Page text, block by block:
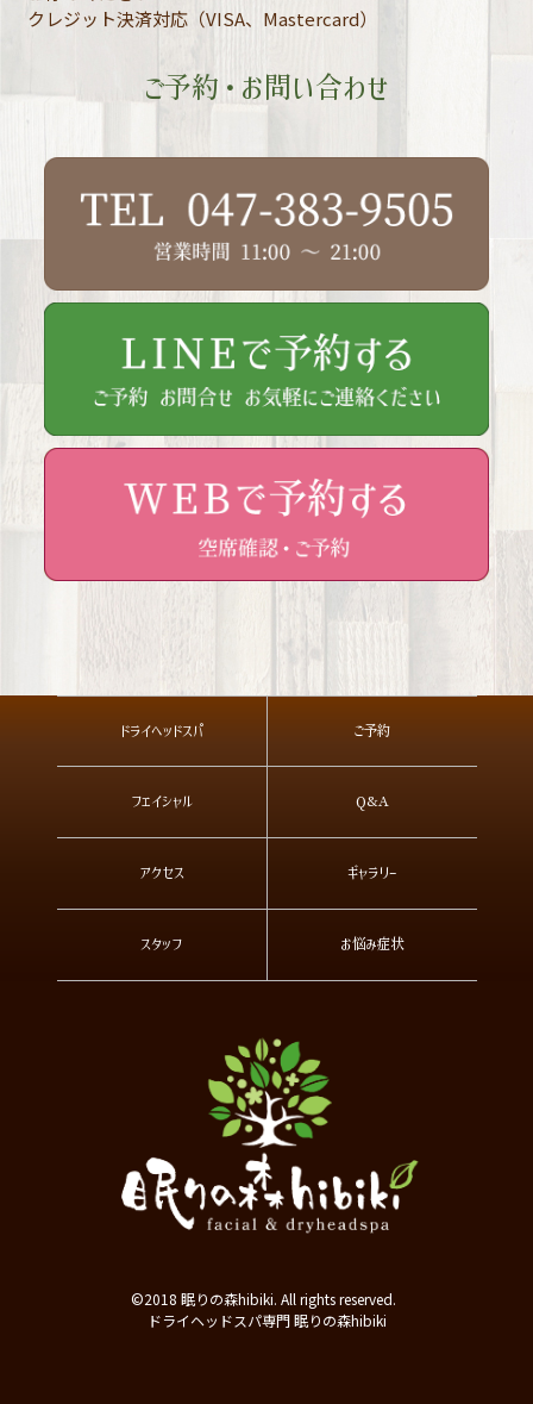
クレジット決済対応（VISA、Mastercard）
ご予約・お問い合わせ
ドライヘッドスパ ご予約
フェイシャル Q&A
アクセス ギャラリー
スタッフ お悩み症状
©2018 眠りの森hibiki. All rights reserved.
ドライヘッドスパ専門 眠りの森hibiki